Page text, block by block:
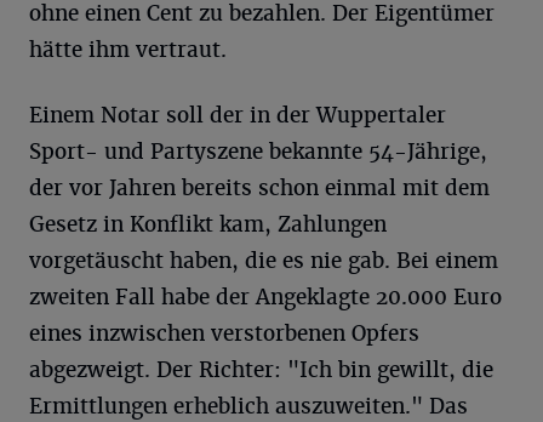
ohne einen Cent zu bezahlen. Der Eigentümer
hätte ihm vertraut.
Einem Notar soll der in der Wuppertaler
Sport- und Partyszene bekannte 54-Jährige,
der vor Jahren bereits schon einmal mit dem
Gesetz in Konflikt kam, Zahlungen
vorgetäuscht haben, die es nie gab. Bei einem
zweiten Fall habe der Angeklagte 20.000 Euro
eines inzwischen verstorbenen Opfers
abgezweigt. Der Richter: "Ich bin gewillt, die
Ermittlungen erheblich auszuweiten." Das